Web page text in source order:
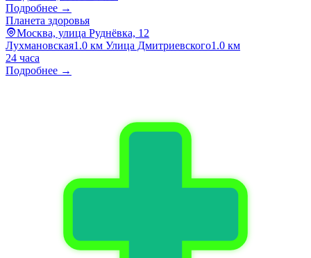
Подробнее →
Планета здоровья
Москва, улица Руднёвка, 12
Лухмановская1.0 км Улица Дмитриевского1.0 км
24 часа
Подробнее →